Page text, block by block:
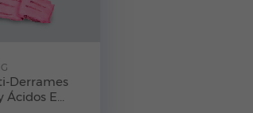
Derrames
Ácidos E...